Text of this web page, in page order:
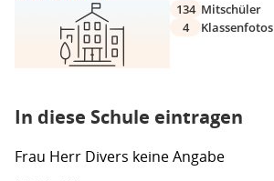
134 Mitschüler
4
Klassenfotos
In diese Schule eintragen
Frau Herr Divers keine Angabe